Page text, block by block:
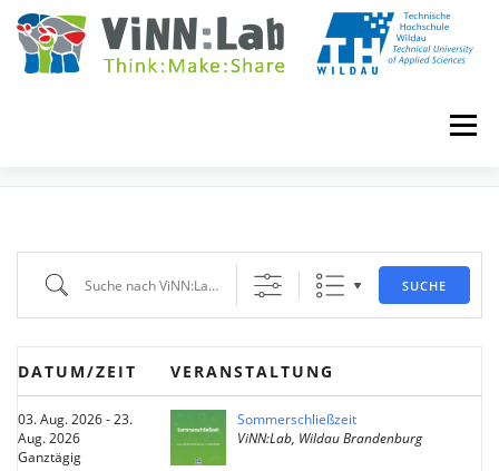
Zum
Inhalt
springen
Menü
EVENTS WIKI UNIVERSITY COURSES
BOOKING IMPRINT
Suche nach ViNN:Lab Events
SUCHE
DATUM/ZEIT VERANSTALTUNG
03. Aug. 2026 - 23.
Aug. 2026
Ganztägig
Sommerschließzeit
ViNN:Lab, Wildau Brandenburg